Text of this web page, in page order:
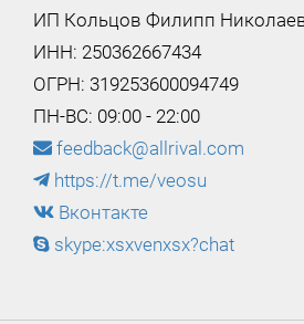
ИП Кольцов Филипп
ИНН: 250362667434
ОГРН: 319253600094749
ПН-ВС: 09:00 - 22:00
feedback@allrival.com
https://t.me/veosu
Вконтакте
skype:xsxvenxsx?chat